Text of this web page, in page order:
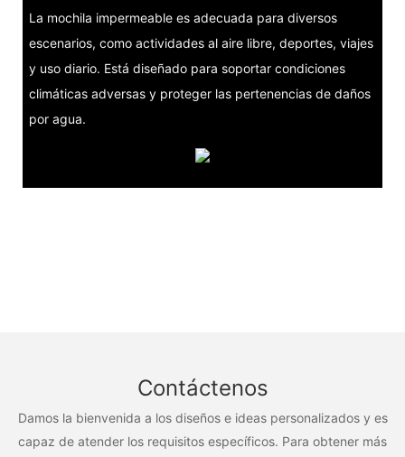
La mochila impermeable es adecuada para diversos
escenarios, como actividades al aire libre, deportes, viajes
y uso diario. Está diseñado para soportar condiciones
climáticas adversas y proteger las pertenencias de daños
por agua.
Contáctenos
Damos la bienvenida a los diseños e ideas personalizados y es
capaz de atender los requisitos específicos. Para obtener más